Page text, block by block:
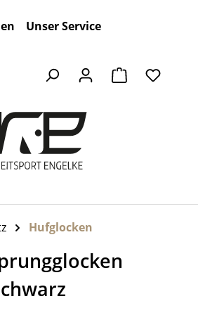
Unser Service
Warenkorb
Hufglocken